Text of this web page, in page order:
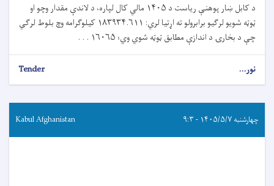
د کابل ښار پوهنې ریاست د ۱۴۰۵ مالي کال لپاره، د لاندې مقدار وچو او
ټوټه شویو لرګیو برابرولو ته اړتیا لري: ۱۸۳۹۳۴.۶۱۱ کیلوګرامه وچ بلوط لرګي
چې د بخارۍ د اندازې مطابق ټوټه شوي وي؛ ۱۶۰۶۵ . . .
نور... Tender
چهارشنبه ۱۴۰۵/۵/۷ - ۹:۳ Kabul Afghanistan